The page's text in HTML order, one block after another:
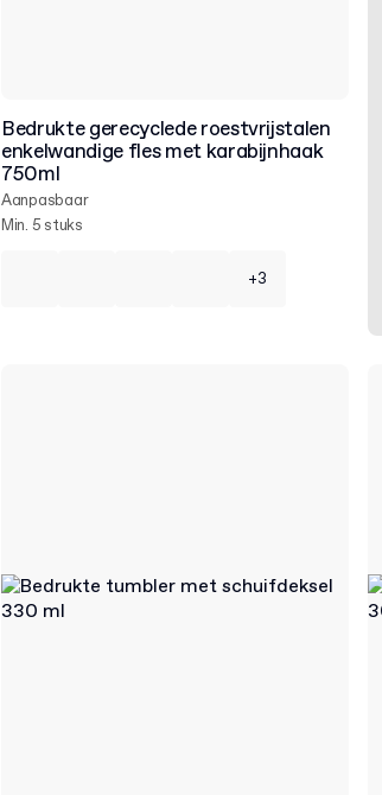
Bedrukte gerecyclede roestvrijstalen
enkelwandige fles met karabijnhaak
750ml
Aanpasbaar
Min. 5 stuks
+3